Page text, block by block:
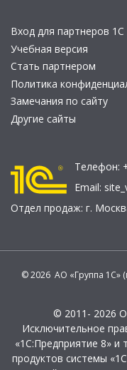
Вход для партнеров 1С
Учебная версия
Стать партнером
Политика
Замечания по сайту
Другие сайты
Телефон:
Email:
Отдел продаж: г.
© 2026 АО «Группа 1С»
© 2011- 2026
Исключительное
«1С:Предприятие 8» и
продуктов системы